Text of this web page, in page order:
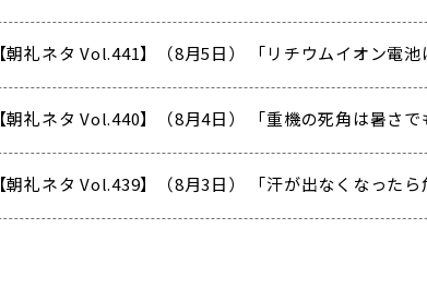
【朝礼ネタ Vol.441】（8月5日） 「リチウムイオン電池
【朝礼ネタ Vol.440】（8月4日） 「重機の死角は暑さで
【朝礼ネタ Vol.439】（8月3日） 「汗が出なくなったら